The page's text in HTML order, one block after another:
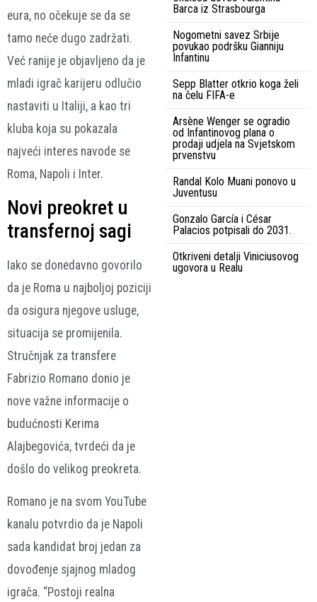
eura, no očekuje se da se
tamo neće dugo zadržati.
Već ranije je objavljeno da je
mladi igrač karijeru odlučio
nastaviti u Italiji, a kao tri
kluba koja su pokazala
najveći interes navode se
Roma, Napoli i Inter.
Novi preokret u
transfernoj sagi
Iako se donedavno govorilo
da je Roma u najboljoj poziciji
da osigura njegove usluge,
situacija se promijenila.
Stručnjak za transfere
Fabrizio Romano donio je
nove važne informacije o
budućnosti Kerima
Alajbegovića, tvrdeći da je
došlo do velikog preokreta.
Romano je na svom YouTube
kanalu potvrdio da je Napoli
sada kandidat broj jedan za
dovođenje sjajnog mladog
igrača. “Postoji realna
Barca iz Strasbourga
Nogometni savez Srbije
povukao podršku Gianniju
Infantinu
Sepp Blatter otkrio koga želi
na čelu FIFA-e
Arsène Wenger se ogradio
od Infantinovog plana o
prodaji udjela na Svjetskom
prvenstvu
Randal Kolo Muani ponovo u
Juventusu
Gonzalo García i César
Palacios potpisali do 2031.
Otkriveni detalji Viniciusovog
ugovora u Realu